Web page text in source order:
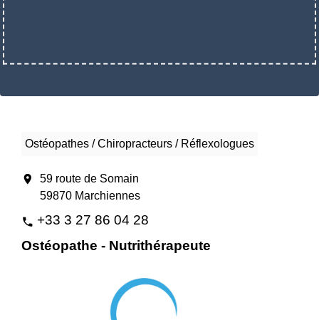
Ostéopathes / Chiropracteurs / Réflexologues
location_on
59 route de Somain
59870 Marchiennes
phone +33 3 27 86 04 28
Ostéopathe - Nutrithérapeute